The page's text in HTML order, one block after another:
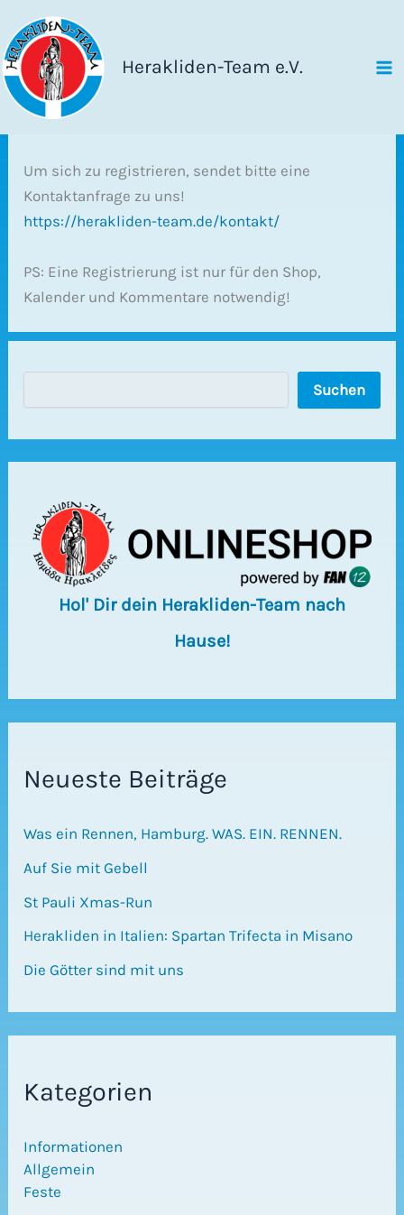
Inhalt
springen
Herakliden-Team e.V.
Um sich zu registrieren, sendet bitte eine
Kontaktanfrage zu uns!
https://herakliden-team.de/kontakt/
PS: Eine Registrierung ist nur für den Shop,
Kalender und Kommentare notwendig!
Suchen
Hol' Dir dein Herakliden-Team nach
Hause!
Neueste Beiträge
Was ein Rennen, Hamburg. WAS. EIN. RENNEN.
Auf Sie mit Gebell
St Pauli Xmas-Run
Herakliden in Italien: Spartan Trifecta in Misano
Die Götter sind mit uns
Kategorien
Informationen
Allgemein
Feste